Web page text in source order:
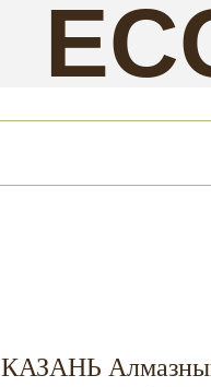
КАЗАНЬ